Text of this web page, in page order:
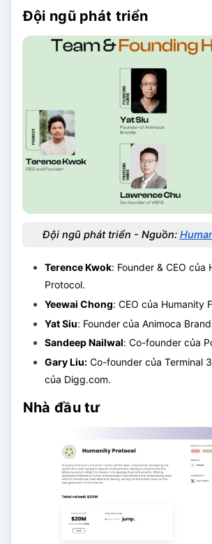
Đội ngũ phát triển
Đội ngũ phát triển - Nguồn:
Terence Kwok: Founder & CEO của
Protocol.
Yeewai Chong: CEO của Humanity
Yat Siu: Founder của Animoca
Sandeep Nailwal: Co-founder của
Gary Liu: Co-founder của Terminal
của Digg.com.
Nhà đầu tư